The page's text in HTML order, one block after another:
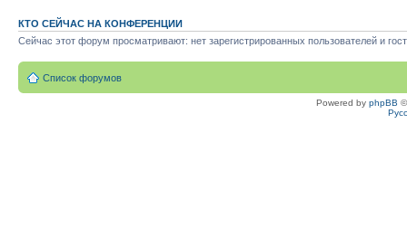
КТО СЕЙЧАС НА КОНФЕРЕНЦИИ
Сейчас этот форум просматривают: нет зарегистрированных пользователей и
Список форумов
Powered by phpBB